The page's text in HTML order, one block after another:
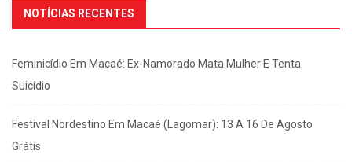
NOTÍCIAS RECENTES
Feminicídio Em Macaé: Ex-Namorado Mata Mulher E Tenta
Suicídio
Festival Nordestino Em Macaé (Lagomar): 13 A 16 De Agosto
Grátis